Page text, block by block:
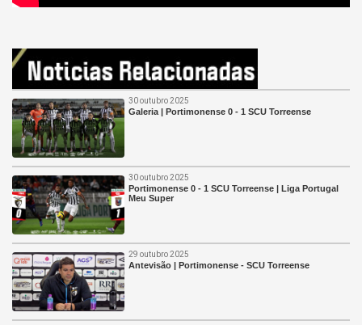
30 outubro 2025
Galeria | Portimonense 0 - 1 SCU Torreense
30 outubro 2025
Portimonense 0 - 1 SCU Torreense | Liga Portugal
Meu Super
29 outubro 2025
Antevisão | Portimonense - SCU Torreense